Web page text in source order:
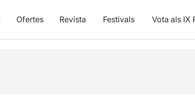
Ofertes Revista Festivals Vota als IX